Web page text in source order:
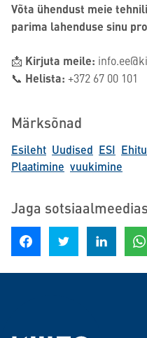
Võta ühendust meie
parima lahenduse sinu
📩 Kirjuta meile:
📞 Helista: +372 67 00 101
Märksõnad
Esileht Uudised ESI
Plaatimine vuukimine
Jaga sotsiaalmeedias
Jaga FacebookisJagage Twitteris Jaga